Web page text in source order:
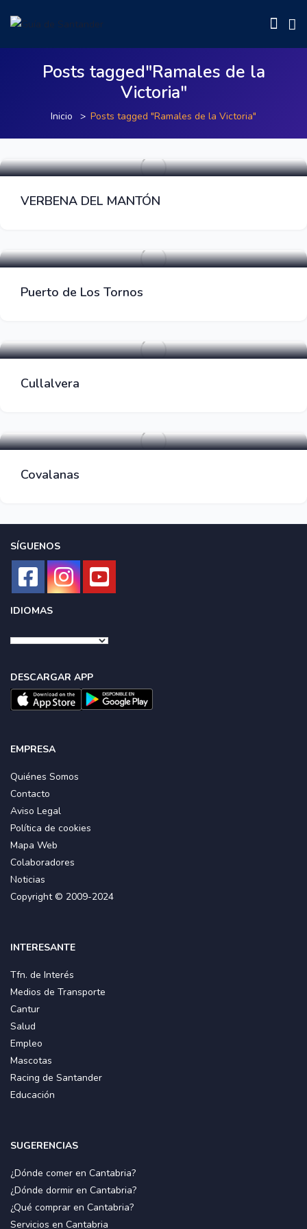
Posts tagged"Ramales de la
Victoria"
Inicio Posts tagged "Ramales de la Victoria"
VERBENA DEL MANTÓN
Puerto de Los Tornos
Cullalvera
Covalanas
SÍGUENOS
IDIOMAS
DESCARGAR APP
EMPRESA
Quiénes Somos
Contacto
Aviso Legal
Política de cookies
Mapa Web
Colaboradores
Noticias
Copyright © 2009-2024
INTERESANTE
Tfn. de Interés
Medios de Transporte
Cantur
Salud
Empleo
Mascotas
Racing de Santander
Educación
SUGERENCIAS
¿Dónde comer en Cantabria?
¿Dónde dormir en Cantabria?
¿Qué comprar en Cantabria?
Servicios en Cantabria